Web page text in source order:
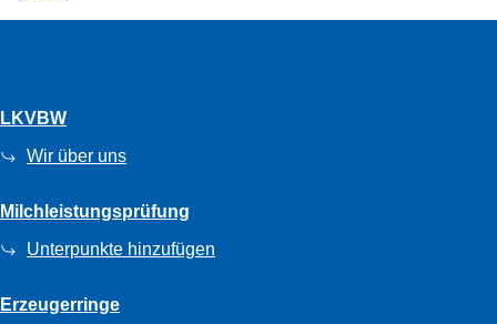
LKVBW
Wir über uns
Milchleistungsprüfung
Unterpunkte hinzufügen
Erzeugerringe